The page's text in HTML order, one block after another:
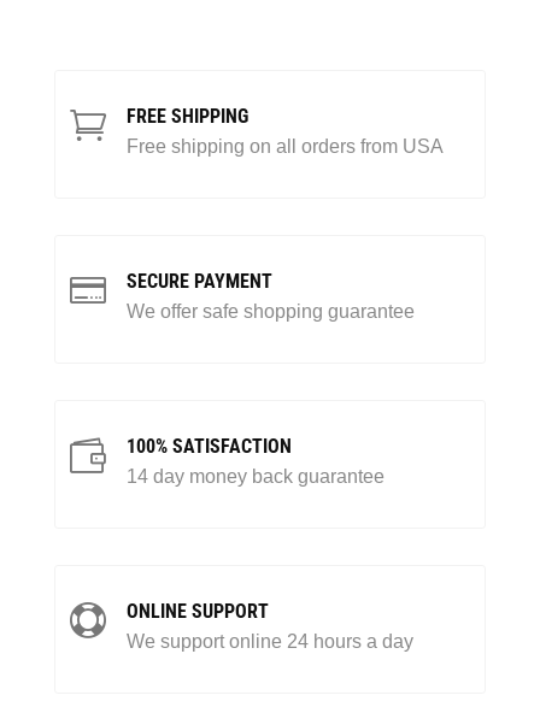
 FREE SHIPPING
Free shipping on all orders from USA
 SECURE PAYMENT
We offer safe shopping guarantee
 100% SATISFACTION
14 day money back guarantee
 ONLINE SUPPORT
We support online 24 hours a day